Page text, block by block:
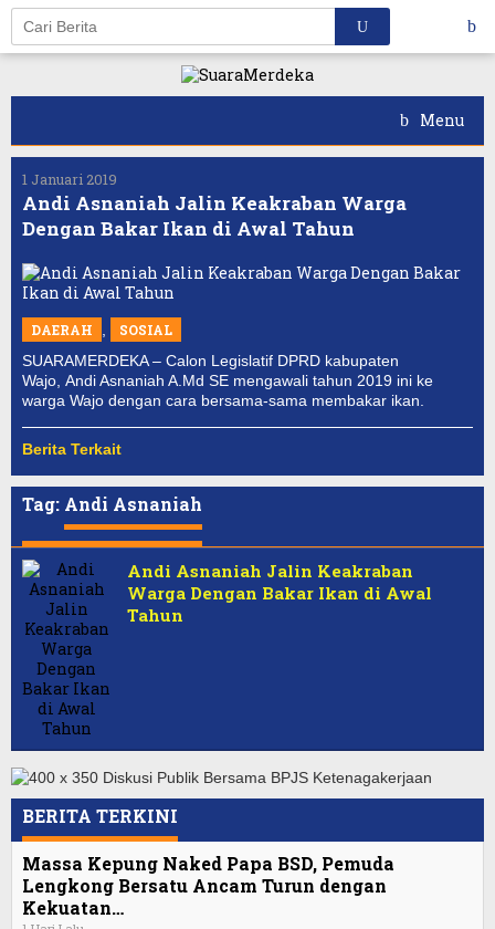
Skip
content
Menu
1 Januari 2019
Andi Asnaniah Jalin Keakraban Warga
Dengan Bakar Ikan di Awal Tahun
DAERAH ,
SOSIAL
SUARAMERDEKA – Calon Legislatif DPRD kabupaten
Wajo, Andi Asnaniah A.Md SE mengawali tahun 2019 ini ke
warga Wajo dengan cara bersama-sama membakar ikan.
Berita Terkait
Tag: Andi Asnaniah
Andi Asnaniah Jalin Keakraban
Warga Dengan Bakar Ikan di Awal
Tahun
BERITA TERKINI
Massa Kepung Naked Papa BSD, Pemuda
Lengkong Bersatu Ancam Turun dengan
Kekuatan…